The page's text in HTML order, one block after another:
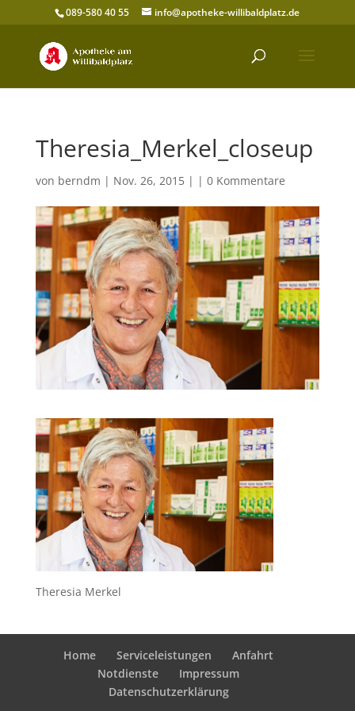
089-580 40 55 info@apotheke-willibaldplatz.de
Theresia_Merkel_closeup
von berndm | Nov. 26, 2015 | | 0 Kommentare
Theresia Merkel
Home Serviceleistungen
Anfahrt
Notdienste
Impressum
Datenschutzerklärung